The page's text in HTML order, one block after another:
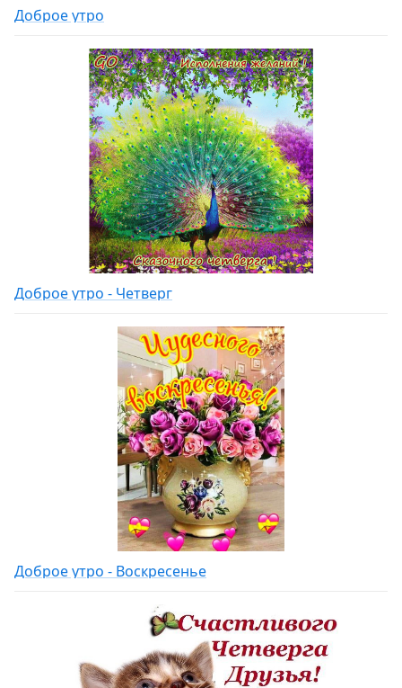
Доброе утро
Доброе утро - Четверг
Доброе утро - Воскресенье